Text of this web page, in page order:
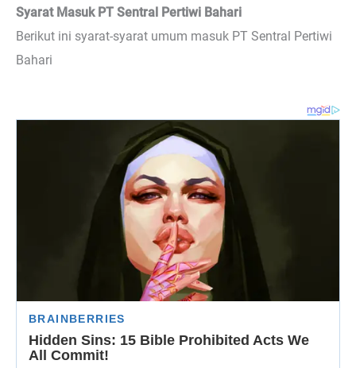
Syarat Masuk PT Sentral Pertiwi Bahari
Berikut ini syarat-syarat umum masuk PT Sentral Pertiwi
Bahari